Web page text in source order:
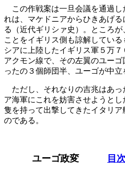
この作戦案は一旦会議を通過し
れは、マケドニアからひきあげ
る（近代ギリシァ史）。ところ
ことをイギリス側も諒解してい
シアに上陸したイギリス軍５万
アクモン線で、その左翼のユー
ったの３個師団半、ユーゴが中
ただし、それなりの吉兆はあっ
ア海軍にこれを妨害させようと
隻を持って出撃してきたイタリ
のである。
ユーゴ政変 目